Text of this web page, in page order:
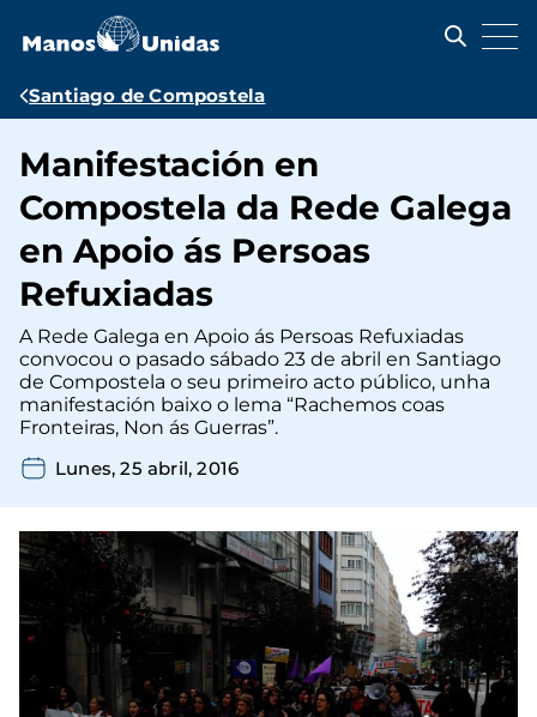
contenido
Ruta
navegación
Santiago de Compostela
Manifestación en
Compostela da Rede Galega
en Apoio ás Persoas
Refuxiadas
A Rede Galega en Apoio ás Persoas Refuxiadas
convocou o pasado sábado 23 de abril en Santiago
de Compostela o seu primeiro acto público, unha
manifestación baixo o lema “Rachemos coas
Fronteiras, Non ás Guerras”.
Lunes, 25 abril, 2016